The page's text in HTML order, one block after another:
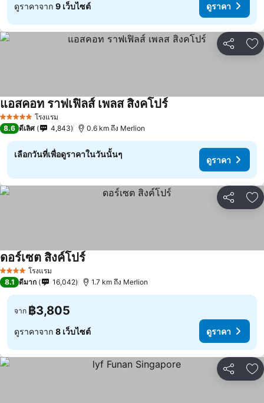
ดูราคาจาก 9 เว็บไซต์ ดูราคา
แชร์ เ
5 ดาว โรงแรม
แอสคอท ราฟเฟิลส์ เพลส สิงคโปร์
8.6 ดีเลิศ 4,843 0.6 km ถึง Merlion
เลือกวันที่เพื่อดูราคาในวันนั้นๆ
ดูราคา
แชร์ เ
4 ดาว โรงแรม
ดอร์เซต สิงค์โปร์
8.1 ดีมาก 16,042 1.7 km ถึง Merlion
จาก ฿3,805
ดูราคาจาก 8 เว็บไซต์ ดูราคา
แชร์ เ